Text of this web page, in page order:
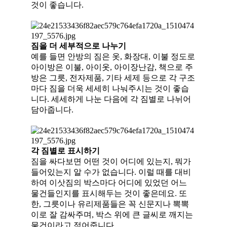
것이 좋습니다.
짐을 더 세부적으로 나누기
예를 들면 안방의 짐은 옷, 화장대, 이불 정도로
아이방은 이불, 아이옷, 아이장난감, 책으로 주
방은 그릇, 전자제품, 기타 세제 등으로 각 구조
마다 짐을 더욱 세세히 나눠주시는 것이 좋습
니다. 세세하게 나눈 다음에 각 짐별로 나뉘어
담아줍니다.
각 짐별로 표시하기
짐을 싸다보면 어떤 것이 어디에 있는지, 뭐가
들어있는지 알 수가 없습니 다. 이럴 때를 대비
하여 이삿짐의 박스마다 어디에 있었던 어느
물건들인지를 표시해두는 것이 좋은데요. 또
한, 그릇이나 유리제품들은 꼭 신문지나 뽁뽁
이로 잘 감싸주며, 박스 위에 큰 글씨로 깨지는